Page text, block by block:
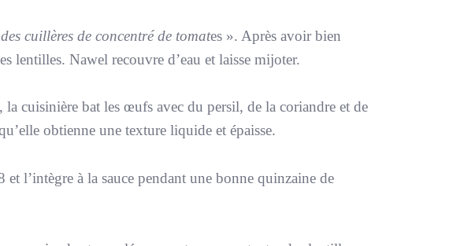
cuillères de concentré de tomates ». Après avoir bien
lentilles. Nawel recouvre d’eau et laisse mijoter.
cuisinière bat les œufs avec du persil, de la coriandre et de
obtienne une texture liquide et épaisse.
et l’intègre à la sauce pendant une bonne quinzaine de